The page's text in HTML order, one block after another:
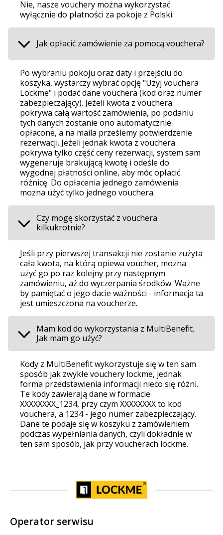
Nie, nasze vouchery można wykorzystać
wyłącznie do płatności za pokoje z Polski.
Jak opłacić zamówienie za pomocą vouchera?
Po wybraniu pokoju oraz daty i przejściu do
koszyka, wystarczy wybrać opcję "Użyj vouchera
Lockme" i podać dane vouchera (kod oraz numer
zabezpieczający). Jeżeli kwota z vouchera
pokrywa całą wartość zamówienia, po podaniu
tych danych zostanie ono automatycznie
opłacone, a na maila prześlemy potwierdzenie
rezerwacji. Jeżeli jednak kwota z vouchera
pokrywa tylko część ceny rezerwacji, system sam
wygeneruje brakującą kwotę i odeśle do
wygodnej płatności online, aby móc opłacić
różnicę. Do opłacenia jednego zamówienia
można użyć tylko jednego vouchera.
Czy mogę skorzystać z vouchera
kilkukrotnie?
Jeśli przy pierwszej transakcji nie zostanie zużyta
cała kwota, na którą opiewa voucher, można
użyć go po raz kolejny przy następnym
zamówieniu, aż do wyczerpania środków. Ważne
by pamiętać o jego dacie ważności - informacja ta
jest umieszczona na voucherze.
Mam kod do wykorzystania z MultiBenefit.
Jak mam go użyć?
Kody z MultiBenefit wykorzystuje się w ten sam
sposób jak zwykłe vouchery lockme, jednak
forma przedstawienia informacji nieco się różni.
Te kody zawierają dane w formacie
XXXXXXXX_1234, przy czym XXXXXXXX to kod
vouchera, a 1234 - jego numer zabezpieczający.
Dane te podaje się w koszyku z zamówieniem
podczas wypełniania danych, czyli dokładnie w
ten sam sposób, jak przy voucherach lockme.
Operator serwisu